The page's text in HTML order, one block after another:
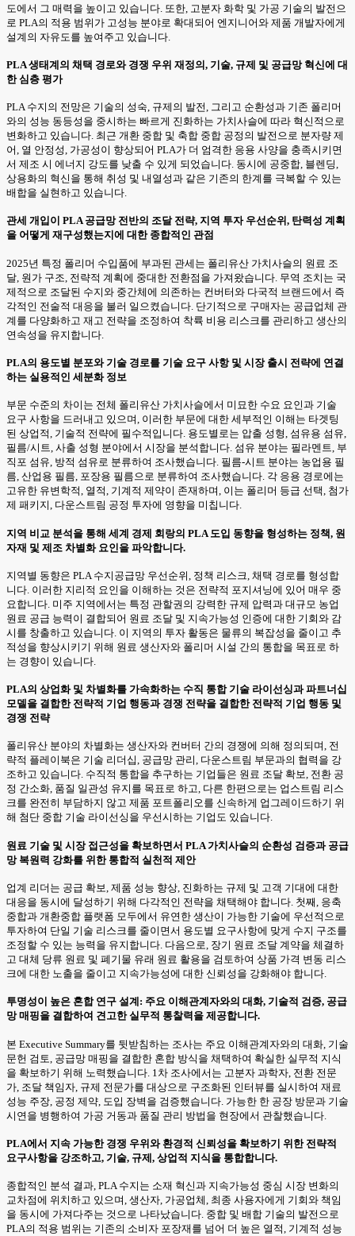
도에서 그 매력을 높이고 있습니다. 또한, 고분자 화학 및 가공 기술의 발전으
로 PLA의 적용 범위가 고성능 분야로 확대되어 엔지니어와 제품 개발자에게
설계의 자유도를 높여주고 있습니다.
PLA 생태계의 채택 경로와 경쟁 우위 재정의, 기술, 규제 및 공급망 혁신에 대
한 심층 평가
PLA 수지의 전망은 기술의 성숙, 규제의 발전, 그리고 순환성과 기존 폴리머
와의 성능 동등성을 중시하는 빠르게 진화하는 가치사슬에 따라 혁신적으로
변화하고 있습니다. 최근 개환 중합 및 축합 중합 공정의 발전으로 분자량 제
어, 열 안정성, 가공성이 향상되어 PLA가 더 엄격한 응용 사양을 충족시키면
서 제조 시 에너지 강도를 낮출 수 있게 되었습니다. 동시에 공중합, 블렌딩,
상용화의 혁신을 통해 취성 및 내열성과 같은 기존의 한계를 극복할 수 있는
배합을 실현하고 있습니다.
관세 개입이 PLA 공급망 전반의 조달 전략, 지역 투자 우선순위, 탄력성 계획
을 어떻게 재구성했는지에 대한 종합적인 관점
2025년 특정 폴리머 수입품에 부과된 관세는 폴리유산 가치사슬의 원료 조
달, 원가 구조, 전략적 계획에 중대한 전환점을 가져왔습니다. 무역 조치는 국
제적으로 조달된 수지와 중간체에 의존하는 컨버터와 다국적 브랜드에서 즉
각적인 전술적 대응을 불러 일으켰습니다. 단기적으로 구매자는 공급업체 관
계를 다양화하고 재고 전략을 조정하여 착륙 비용 리스크를 관리하고 생산의
연속성을 유지합니다.
PLA의 용도별 분포와 기술 경로를 기술 요구 사항 및 시장 출시 전략에 연결
하는 실용적인 세분화 정보
부문 수준의 차이는 전체 폴리유산 가치사슬에서 미묘한 수요 요인과 기술
요구 사항을 드러내고 있으며, 이러한 부문에 대한 세부적인 이해는 타겟팅
된 상업적, 기술적 전략에 필수적입니다. 용도별로는 압출 성형, 섬유용 섬유,
필름/시트, 사출 성형 분야에서 시장을 분석합니다. 섬유 분야는 필라멘트, 부
직포 섬유, 방적 섬유로 분류하여 조사했습니다. 필름-시트 분야는 농업용 필
름, 산업용 필름, 포장용 필름으로 분류하여 조사했습니다. 각 응용 경로에는
고유한 유변학적, 열적, 기계적 제약이 존재하며, 이는 폴리머 등급 선택, 첨가
제 패키지, 다운스트림 공정 투자에 영향을 미칩니다.
지역 비교 분석을 통해 세계 경제 회랑의 PLA 도입 동향을 형성하는 정책, 원
자재 및 제조 차별화 요인을 파악합니다.
지역별 동향은 PLA 수지공급망 우선순위, 정책 리스크, 채택 경로를 형성합
니다. 이러한 지리적 요인을 이해하는 것은 전략적 포지셔닝에 있어 매우 중
요합니다. 미주 지역에서는 특정 관할권의 강력한 규제 압력과 대규모 농업
원료 공급 능력이 결합되어 원료 조달 및 지속가능성 인증에 대한 기회와 감
시를 창출하고 있습니다. 이 지역의 투자 활동은 물류의 복잡성을 줄이고 추
적성을 향상시키기 위해 원료 생산자와 폴리머 시설 간의 통합을 목표로 하
는 경향이 있습니다.
PLA의 상업화 및 차별화를 가속화하는 수직 통합 기술 라이선싱과 파트너십
모델을 결합한 전략적 기업 행동과 경쟁 전략을 결합한 전략적 기업 행동 및
경쟁 전략
폴리유산 분야의 차별화는 생산자와 컨버터 간의 경쟁에 의해 정의되며, 전
략적 플레이북은 기술 리더십, 공급망 관리, 다운스트림 부문과의 협력을 강
조하고 있습니다. 수직적 통합을 추구하는 기업들은 원료 조달 확보, 전환 공
정 간소화, 품질 일관성 유지를 목표로 하고, 다른 한편으로는 업스트림 리스
크를 완전히 부담하지 않고 제품 포트폴리오를 신속하게 업그레이드하기 위
해 첨단 중합 기술 라이선싱을 우선시하는 기업도 있습니다.
원료 기술 및 시장 접근성을 확보하면서 PLA 가치사슬의 순환성 검증과 공급
망 복원력 강화를 위한 통합적 실천적 제안
업계 리더는 공급 확보, 제품 성능 향상, 진화하는 규제 및 고객 기대에 대한
대응을 동시에 달성하기 위해 다각적인 전략을 채택해야 합니다. 첫째, 응축
중합과 개환중합 플랫폼 모두에서 유연한 생산이 가능한 기술에 우선적으로
투자하여 단일 기술 리스크를 줄이면서 용도별 요구사항에 맞게 수지 구조를
조정할 수 있는 능력을 유지합니다. 다음으로, 장기 원료 조달 계약을 체결하
고 대체 당류 원료 및 폐기물 유래 원료 활용을 검토하여 상품 가격 변동 리스
크에 대한 노출을 줄이고 지속가능성에 대한 신뢰성을 강화해야 합니다.
투명성이 높은 혼합 연구 설계: 주요 이해관계자와의 대화, 기술적 검증, 공급
망 매핑을 결합하여 견고한 실무적 통찰력을 제공합니다.
본 Executive Summary를 뒷받침하는 조사는 주요 이해관계자와의 대화, 기술
문헌 검토, 공급망 매핑을 결합한 혼합 방식을 채택하여 확실한 실무적 지식
을 확보하기 위해 노력했습니다. 1차 조사에서는 고분자 과학자, 전환 전문
가, 조달 책임자, 규제 전문가를 대상으로 구조화된 인터뷰를 실시하여 재료
성능 주장, 공정 제약, 도입 장벽을 검증했습니다. 가능한 한 공장 방문과 기술
시연을 병행하여 가공 거동과 품질 관리 방법을 현장에서 관찰했습니다.
PLA에서 지속 가능한 경쟁 우위와 환경적 신뢰성을 확보하기 위한 전략적
요구사항을 강조하고, 기술, 규제, 상업적 지식을 통합합니다.
종합적인 분석 결과, PLA 수지는 소재 혁신과 지속가능성 중심 시장 변화의
교차점에 위치하고 있으며, 생산자, 가공업체, 최종 사용자에게 기회와 책임
을 동시에 가져다주는 것으로 나타났습니다. 중합 및 배합 기술의 발전으로
PLA의 적용 범위는 기존의 소비자 포장재를 넘어 더 높은 열적, 기계적 성능